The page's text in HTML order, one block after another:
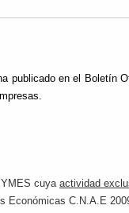
whatsapp
publicado en el Boletín
cuyaactividad
Económicas C.N.A.E